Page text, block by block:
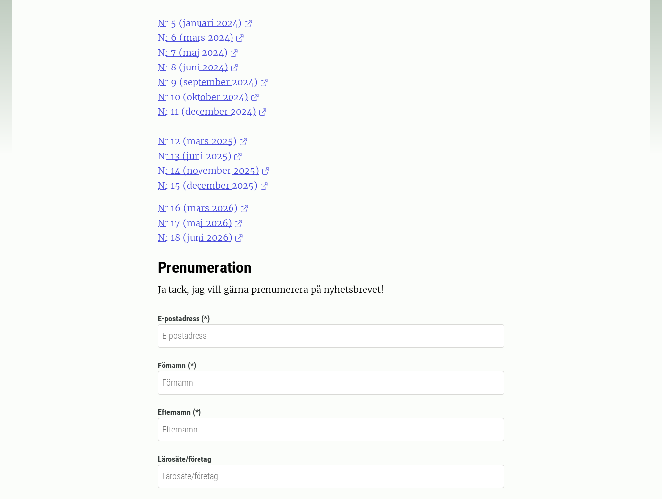
Nr 5 (januari 2024)
Nr 6 (mars 2024)
Nr 7 (maj 2024)
Nr 8 (juni 2024)
Nr 9 (september 2024)
Nr 10 (oktober 2024)
Nr 11 (december 2024)
Nr 12 (mars 2025)
Nr 13 (juni 2025)
Nr 14 (november 2025)
Nr 15 (december 2025)
Nr 16 (mars 2026)
Nr 17 (maj 2026)
Nr 18 (juni 2026)
Prenumeration
Ja tack, jag vill gärna prenumerera på nyhetsbrevet!
E-postadress
Förnamn
Efternamn
Lärosäte/företag